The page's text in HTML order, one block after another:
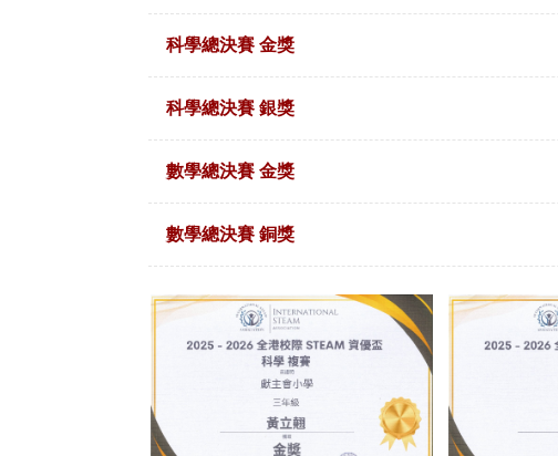
科學總決賽 金獎
科學總決賽 銀獎
數學總決賽 金獎
數學總決賽 銅獎